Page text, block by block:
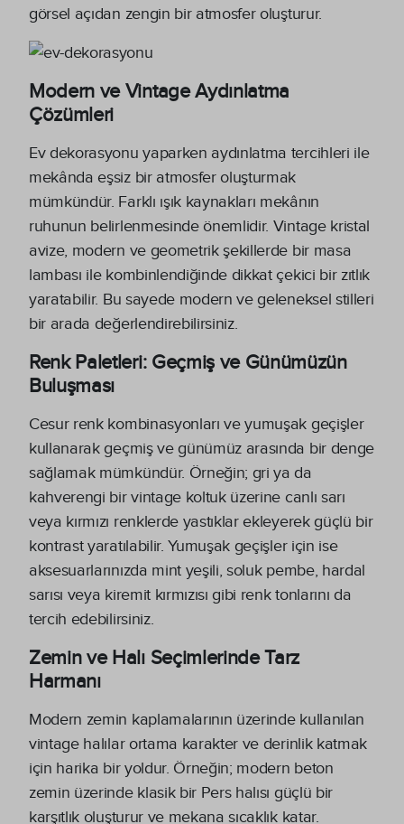
görsel açıdan zengin bir atmosfer oluşturur.
Modern ve Vintage Aydınlatma
Çözümleri
Ev dekorasyonu yaparken aydınlatma tercihleri ile
mekânda eşsiz bir atmosfer oluşturmak
mümkündür. Farklı ışık kaynakları mekânın
ruhunun belirlenmesinde önemlidir. Vintage kristal
avize, modern ve geometrik şekillerde bir masa
lambası ile kombinlendiğinde dikkat çekici bir zıtlık
yaratabilir. Bu sayede modern ve geleneksel stilleri
bir arada değerlendirebilirsiniz.
Renk Paletleri: Geçmiş ve Günümüzün
Buluşması
Cesur renk kombinasyonları ve yumuşak geçişler
kullanarak geçmiş ve günümüz arasında bir denge
sağlamak mümkündür. Örneğin; gri ya da
kahverengi bir vintage koltuk üzerine canlı sarı
veya kırmızı renklerde yastıklar ekleyerek güçlü bir
kontrast yaratılabilir. Yumuşak geçişler için ise
aksesuarlarınızda mint yeşili, soluk pembe, hardal
sarısı veya kiremit kırmızısı gibi renk tonlarını da
tercih edebilirsiniz.
Zemin ve Halı Seçimlerinde Tarz
Harmanı
Modern zemin kaplamalarının üzerinde kullanılan
vintage halılar ortama karakter ve derinlik katmak
için harika bir yoldur. Örneğin; modern beton
zemin üzerinde klasik bir Pers halısı güçlü bir
karşıtlık oluşturur ve mekana sıcaklık katar.